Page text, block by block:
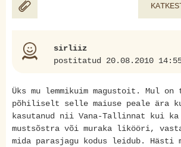
sirliiz
postitatud 20.08.2010
Üks mu lemmikuim magustoit. Mul on
põhiliselt selle maiuse peale ära
kasutanud nii Vana-Tallinnat kui
mustsõstra või muraka likööri,
mida parasjagu kodus leidub. Hästi